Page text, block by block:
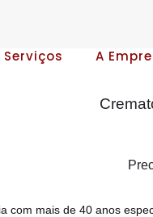
Serviços A
com mais de 40 anos